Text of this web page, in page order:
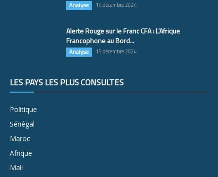
Analyse 14 décembre 2024
Alerte Rouge sur le Franc CFA : L’Afrique
Francophone au Bord...
Analyse 15 décembre 2024
LES PAYS LES PLUS CONSULTÉS
Politique
Sénégal
Maroc
Afrique
Mali